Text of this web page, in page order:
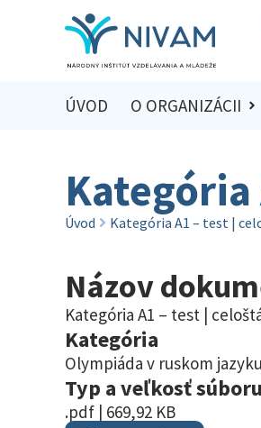
ÚVOD O ORGANIZÁCII
Úvod Kategória A1 – test |
Názov
Kategória A1 – test |
Kategória
Olympiáda v ruskom jazyku
Typ a veľkosť súboru
.pdf | 669,92 KB